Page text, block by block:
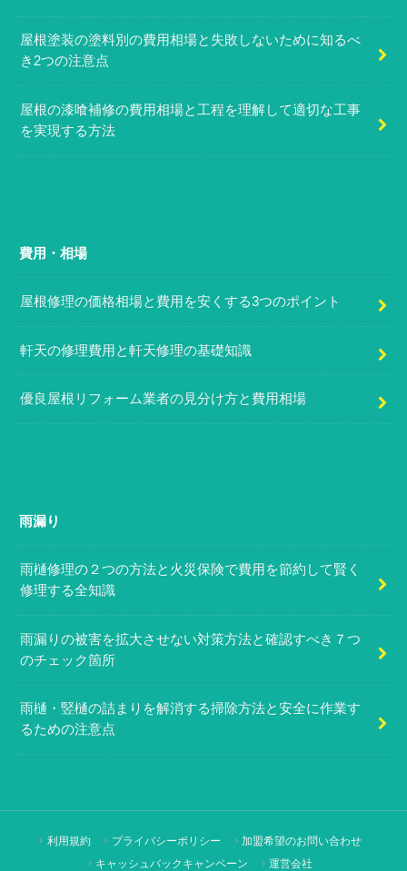
屋根塗装の塗料別の費用相場と失敗しないために知るべ
き2つの注意点
屋根の漆喰補修の費用相場と工程を理解して適切な工事
を実現する方法
費用・相場
屋根修理の価格相場と費用を安くする3つのポイント
軒天の修理費用と軒天修理の基礎知識
優良屋根リフォーム業者の見分け方と費用相場
雨漏り
雨樋修理の２つの方法と火災保険で費用を節約して賢く
修理する全知識
雨漏りの被害を拡大させない対策方法と確認すべき７つ
のチェック箇所
雨樋・竪樋の詰まりを解消する掃除方法と安全に作業す
るための注意点
利用規約 プライバシーポリシー 加盟希望のお問い合わせ
キャッシュバックキャンペーン 運営会社